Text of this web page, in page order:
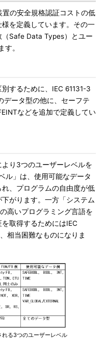
の安全規格認証コストの低
を定義しています。その一
Safe Data Types）とユー
。
するために、IEC 61131-3
データ型の他に、セーフテ
などを追加で定義してい
り3つのユーザーレベルを
ル」は、使用可能なデータ
、プログラムの自由度が低
がります。一方「システム
高いプログラミング言語を
取得するためにはIEC
相当困難なものになりま
る3つのユーザーレベル